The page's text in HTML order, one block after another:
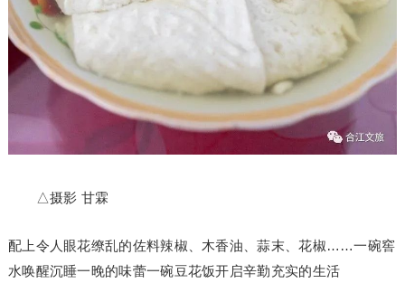
△摄影 甘霖
配上令人眼花缭乱的佐料辣椒、木香油、蒜末、花椒……一碗窖
水唤醒沉睡一晚的味蕾一碗豆花饭开启辛勤充实的生活